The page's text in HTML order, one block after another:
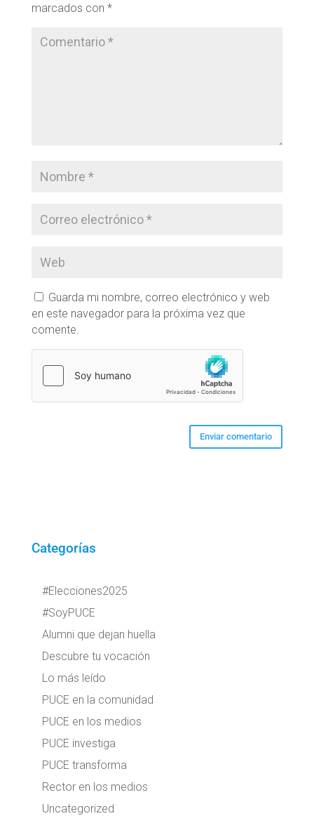
marcados con *
Guarda mi nombre, correo electrónico y web
en este navegador para la próxima vez que
comente.
Categorías
#Elecciones2025
#SoyPUCE
Alumni que dejan huella
Descubre tu vocación
Lo más leído
PUCE en la comunidad
PUCE en los medios
PUCE investiga
PUCE transforma
Rector en los medios
Uncategorized